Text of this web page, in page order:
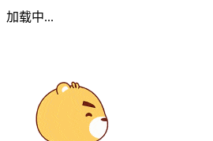
加载中...